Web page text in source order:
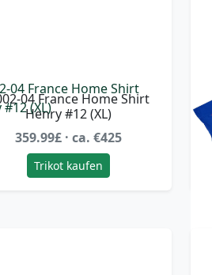
04 France Home Shirt
Henry #12 (XL)
359.99£ · ca. €425
Trikot kaufen